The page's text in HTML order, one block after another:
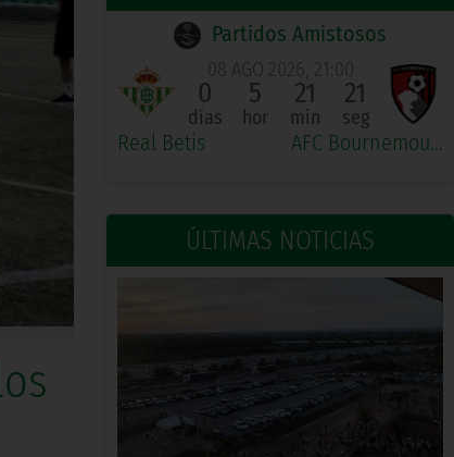
Partidos Amistosos
Real Betis
08 AGO 2026, 21:00
0
días
5
hor
21
min
20
seg
AFC Bournemouth
ÚLTIMAS NOTICIAS